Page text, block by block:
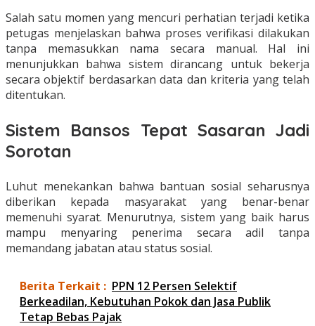
Salah satu momen yang mencuri perhatian terjadi ketika
petugas menjelaskan bahwa proses verifikasi dilakukan
tanpa memasukkan nama secara manual. Hal ini
menunjukkan bahwa sistem dirancang untuk bekerja
secara objektif berdasarkan data dan kriteria yang telah
ditentukan.
Sistem Bansos Tepat Sasaran Jadi
Sorotan
Luhut menekankan bahwa bantuan sosial seharusnya
diberikan kepada masyarakat yang benar-benar
memenuhi syarat. Menurutnya, sistem yang baik harus
mampu menyaring penerima secara adil tanpa
memandang jabatan atau status sosial.
Berita Terkait : PPN 12 Persen Selektif
Berkeadilan, Kebutuhan Pokok dan Jasa Publik
Tetap Bebas Pajak